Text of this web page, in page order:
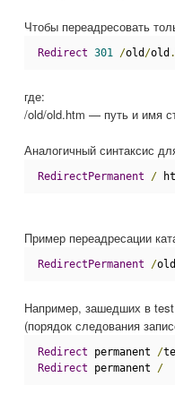
Чтобы переадресовать
Redirect 301 /old /old .
где:
/old/old.htm — путь и имя
Аналогичный синтаксис
RedirectPermanent /
Пример переадресации
RedirectPermanent /old
Например, зашедших в
(порядок следования
Redirect permanent /
Redirect permanent /